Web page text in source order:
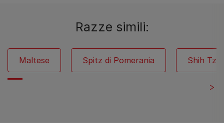
Razze simili:
Maltese Spitz di Pomerania Shih Tzu